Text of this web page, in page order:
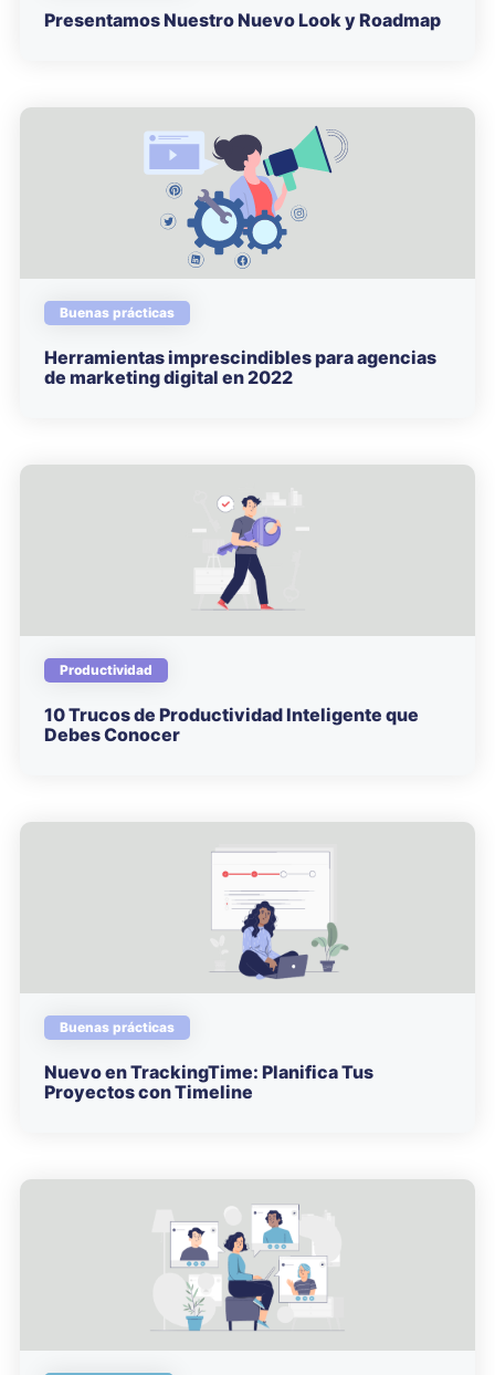
Presentamos Nuestro Nuevo Look y Roadmap
Buenas prácticas
Herramientas imprescindibles para agencias
de marketing digital en 2022
Productividad
10 Trucos de Productividad Inteligente que
Debes Conocer
Buenas prácticas
Nuevo en TrackingTime: Planifica Tus
Proyectos con Timeline